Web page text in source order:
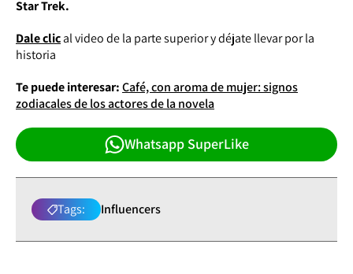
Star Trek.
Dale clical video de la parte superior y déjate llevar por la
historia
Te puede interesar:Café, con aroma de mujer: signos
zodiacales de los actores de la novela
Whatsapp SuperLike
Tags: Influencers